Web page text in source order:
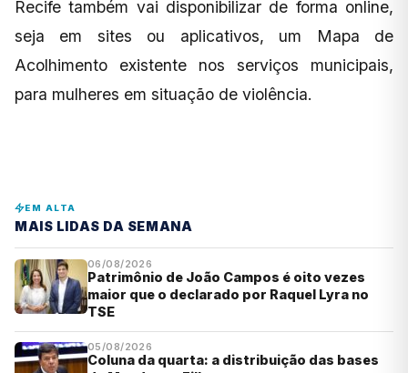
Recife também vai disponibilizar de forma online,
seja em sites ou aplicativos, um Mapa de
Acolhimento existente nos serviços municipais,
para mulheres em situação de violência.
EM ALTA
MAIS LIDAS DA SEMANA
06/08/2026
Patrimônio de João Campos é oito vezes
maior que o declarado por Raquel Lyra no
TSE
05/08/2026
Coluna da quarta: a distribuição das bases